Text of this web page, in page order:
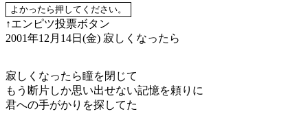
↑エンピツ投票ボタン
2001年12月14日(金) 寂しくなったら
寂しくなったら瞳を閉じて
もう断片しか思い出せない記憶を頼りに
君への手がかりを探してた